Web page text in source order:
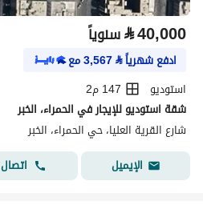
⃁40,000 سنوياً
ادفع شهرياً⃁
3,567مع
استوديو
147 م2
شقة استوديو للإيجار في الحمراء، الخبر
شارع القرية العليا، حي الحمراء، الخبر
الإيميل
اتصال